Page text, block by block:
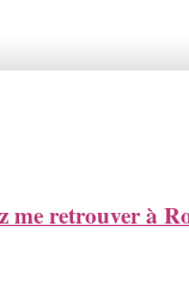
me retrouver à